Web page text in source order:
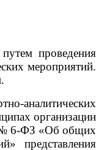
проведения
мероприятий.
аналитических
организации
6-ФЗ «Об общих
представления